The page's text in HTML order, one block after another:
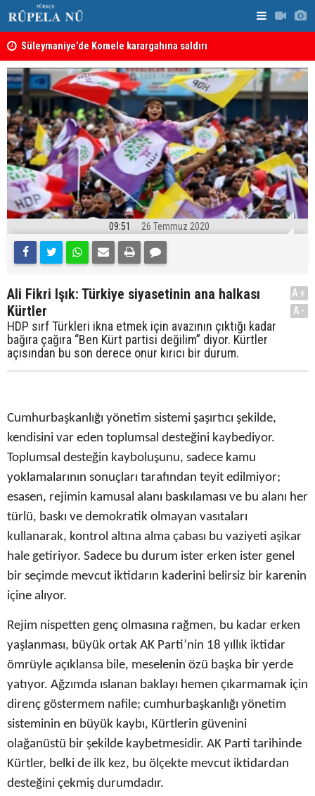
Süleymaniye’de Komele karargahına saldırı
sonuçlar
09:51 26 Temmuz 2020
Ali Fikri Işık: Türkiye siyasetinin ana halkası
Kürtler
HDP sırf Türkleri ikna etmek için avazının çıktığı kadar
bağıra çağıra “Ben Kürt partisi değilim” diyor. Kürtler
açısından bu son derece onur kırıcı bir durum.
A+
A-
Cumhurbaşkanlığı yönetim sistemi şaşırtıcı şekilde,
kendisini var eden toplumsal desteğini kaybediyor.
Toplumsal desteğin kayboluşunu, sadece kamu
yoklamalarının sonuçları tarafından teyit edilmiyor;
esasen, rejimin kamusal alanı baskılaması ve bu alanı her
türlü, baskı ve demokratik olmayan vasıtaları
kullanarak, kontrol altına alma çabası bu vaziyeti aşikar
hale getiriyor. Sadece bu durum ister erken ister genel
bir seçimde mevcut iktidarın kaderini belirsiz bir karenin
içine alıyor.
Rejim nispetten genç olmasına rağmen, bu kadar erken
yaşlanması, büyük ortak AK Parti’nin 18 yıllık iktidar
ömrüyle açıklansa bile, meselenin özü başka bir yerde
yatıyor. Ağzımda ıslanan baklayı hemen çıkarmamak için
direnç göstermem nafile; cumhurbaşkanlığı yönetim
sisteminin en büyük kaybı, Kürtlerin güvenini
olağanüstü bir şekilde kaybetmesidir. AK Parti tarihinde
Kürtler, belki de ilk kez, bu ölçekte mevcut iktidardan
desteğini çekmiş durumdadır.